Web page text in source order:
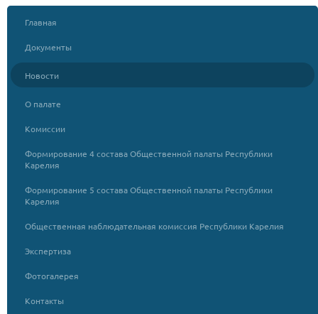
Главная
Документы
Новости
О палате
Комиссии
Формирование 4 состава Общественной палаты Республики
Карелия
Формирование 5 состава Общественной палаты Республики
Карелия
Общественная наблюдательная комиссия Республики Карелия
Экспертиза
Фотогалерея
Контакты